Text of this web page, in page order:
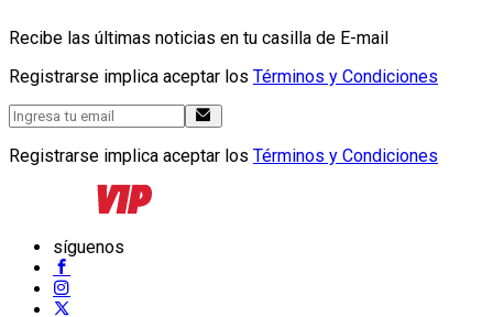
Recibe las últimas noticias en tu casilla de E-mail
Registrarse implica aceptar los Términos y Condiciones
Registrarse implica aceptar los Términos y Condiciones
síguenos